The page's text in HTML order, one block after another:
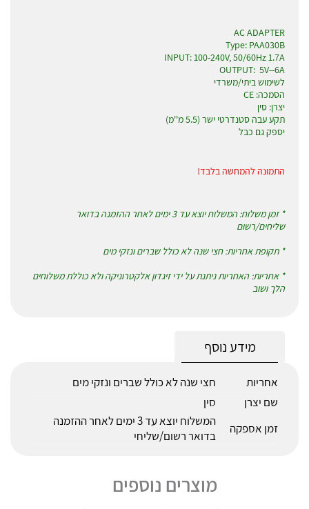
AC ADAPTER
Type: PAA030B
INPUT: 100-240V, 50/60Hz 1.7A
OUTPUT: 5V--6A
לשימוש ביתי/משרדי
הסמכה: CE
יצרן: סין
תקע עבה סטנדרטי ישר (5.5 מ''מ)
יספק גם כבל
התמונה להמחשה בלבד!
* זמן משלוח: המשלוח יוצא עד 3 ימים לאחר ההזמנה בדואר
שליחים/רשום
* תקופת אחריות: חצי שנה לא כולל שברים ונזקי מים
* אחריות: האחריות ניתנת על ידי זיגדון אלקטרוניקה ולא כוללת משלוחים
הלך ושוב
מידע נוסף
אחריות
חצי שנה לא כולל שברים ונזקי מים
שם יצרן
סין
זמן אספקה
המשלוח יוצא עד 3 ימים לאחר ההזמנה
בדואר רשום/שליחי
מוצרים נוספים